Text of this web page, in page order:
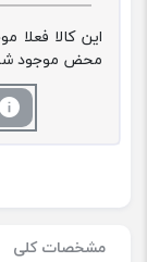
این کالا فعلا
محض موجود
مشخصات کلی